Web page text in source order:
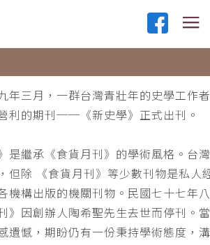
年三月，一群台灣青壯年的史學工作
利的期刊──《新史學》正式出刊。
是繼承《食貨月刊》的學術風格。台
但除 《食貨月刊》等少數刊物是私人
機構出版的機關刊物。民國七十七年
》因創辦人陶希聖先生去世而停刊。
遺憾，期盼仍有一份秉持學術態度，